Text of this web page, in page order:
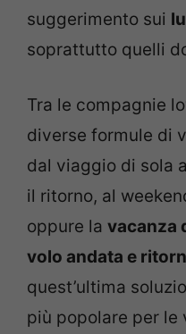
suggerimento sui
soprattutto quelli
Tra le compagnie
diverse formule di
dal viaggio di sola
il ritorno, al
oppure la vacanza
volo andata e
quest’ultima
più popolare per le